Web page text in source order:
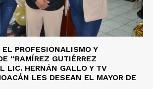
PROFESIONALISMO Y
“RAMÍREZ GUTIÉRREZ
LIC. HERNÁN GALLO Y TV
LES DESEAN EL MAYOR DE